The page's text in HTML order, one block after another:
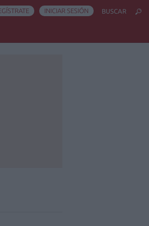
INICIAR SESIÓN BUSCAR